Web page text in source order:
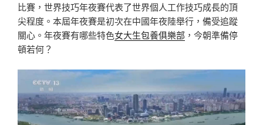
比賽，世界技巧年夜賽代表了世界個人工作技巧成長的頂
尖程度。本屆年夜賽是初次在中國年夜陸舉行，備受追蹤
關心。年夜賽有哪些特色女大生包養俱樂部 ，今朝準備停
頓若何？